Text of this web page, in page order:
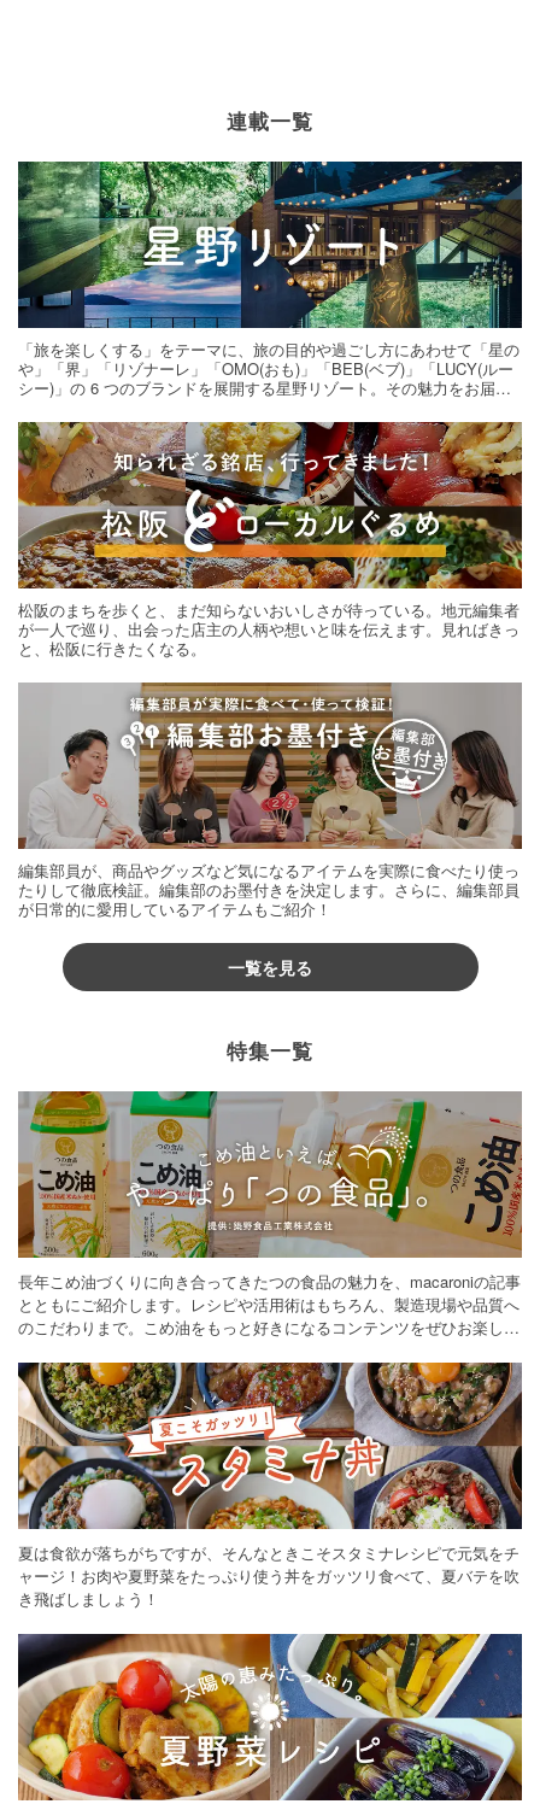
連載一覧
「旅を楽しくする」をテーマに、旅の目的や過ごし方にあわせて「星の
や」「界」「リゾナーレ」「OMO(おも)」「BEB(ベブ)」「LUCY(ルー
シー)」の 6 つのブランドを展開する星野リゾート。その魅力をお届け
松阪のまちを歩くと、まだ知らないおいしさが待っている。地元編集者
が一人で巡り、出会った店主の人柄や想いと味を伝えます。見ればきっ
と、松阪に行きたくなる。
編集部員が、商品やグッズなど気になるアイテムを実際に食べたり使っ
たりして徹底検証。編集部のお墨付きを決定します。さらに、編集部員
が日常的に愛用しているアイテムもご紹介！
一覧を見る
特集一覧
長年こめ油づくりに向き合ってきたつの食品の魅力を、macaroniの記事
とともにご紹介します。レシピや活用術はもちろん、製造現場や品質へ
のこだわりまで。こめ油をもっと好きになるコンテンツをぜひお楽しみ
夏は食欲が落ちがちですが、そんなときこそスタミナレシピで元気をチ
ャージ！お肉や夏野菜をたっぷり使う丼をガッツリ食べて、夏バテを吹
き飛ばしましょう！